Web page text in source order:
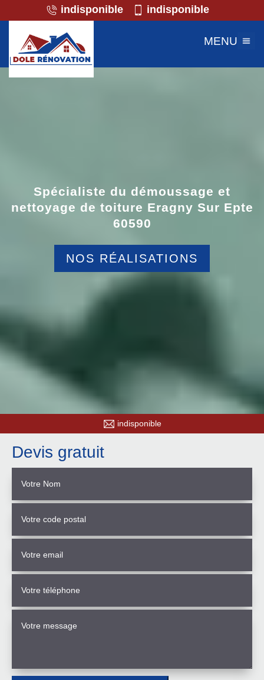
indisponible indisponible
MENU
Spécialiste du démoussage et
nettoyage de toiture Eragny Sur Epte
60590
NOS RÉALISATIONS
indisponible
Devis gratuit